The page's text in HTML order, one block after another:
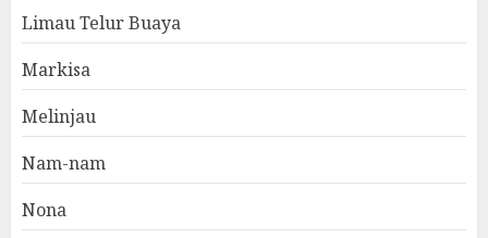
Limau Telur Buaya
Markisa
Melinjau
Nam-nam
Nona